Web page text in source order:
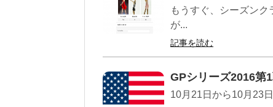
もうすぐ、シーズン
が...
記事を読む
GPシリーズ2016第
10月21日から10月23